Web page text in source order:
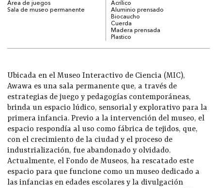
Área de juegos
Sala de museo permanente
Acrílico
Aluminio prensado
Biocaucho
Cuerda
Madera prensada
Plastico
Ubicada en el Museo Interactivo de Ciencia (MIC),
Awawa es una sala permanente que, a través de
estrategias de juego y pedagogías contemporáneas,
brinda un espacio lúdico, sensorial y explorativo para la
primera infancia. Previo a la intervención del museo, el
espacio respondía al uso como fábrica de tejidos, que,
con el crecimiento de la ciudad y el proceso de
industrialización, fue abandonado y olvidado.
Actualmente, el Fondo de Museos, ha rescatado este
espacio para que funcione como un museo dedicado a
las infancias en edades escolares y la divulgación